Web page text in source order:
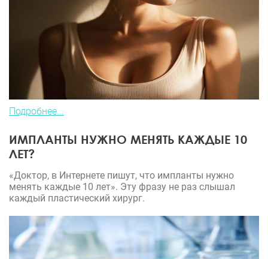
Подробнее...
ИМПЛАНТЫ НУЖНО МЕНЯТЬ КАЖДЫЕ 10
ЛЕТ?
«Доктор, в Интернете пишут, что импланты нужно
менять каждые 10 лет». Эту фразу не раз слышал
каждый пластический хирург.